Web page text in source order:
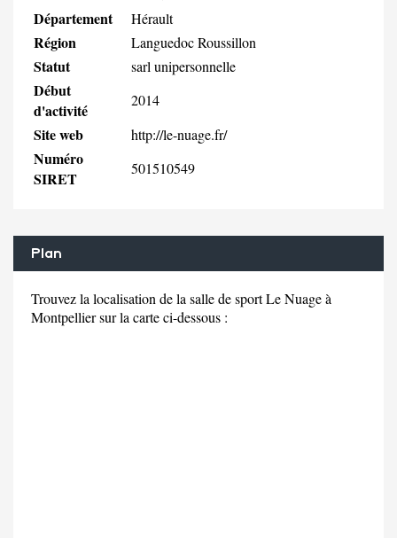
Département Hérault
Région Languedoc Roussillon
Statut sarl unipersonnelle
Début
d'activité
2014
Site web http://le-nuage.fr/
Numéro
SIRET
501510549
Plan
Trouvez la localisation de la salle de sport Le Nuage à
Montpellier sur la carte ci-dessous :